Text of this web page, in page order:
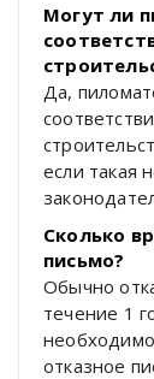
Могут ли
Да,
если такая
Сколько
письмо?
Обычно
течение 1
отказное